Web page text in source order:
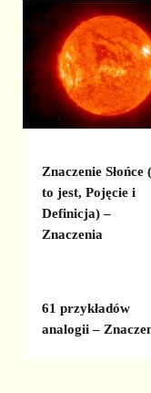
Znaczenie Słońce
to jest, Pojęcie i
Definicja) –
Znaczenia
61 przykładów
analogii –